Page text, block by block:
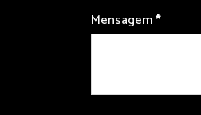
Mensagem*